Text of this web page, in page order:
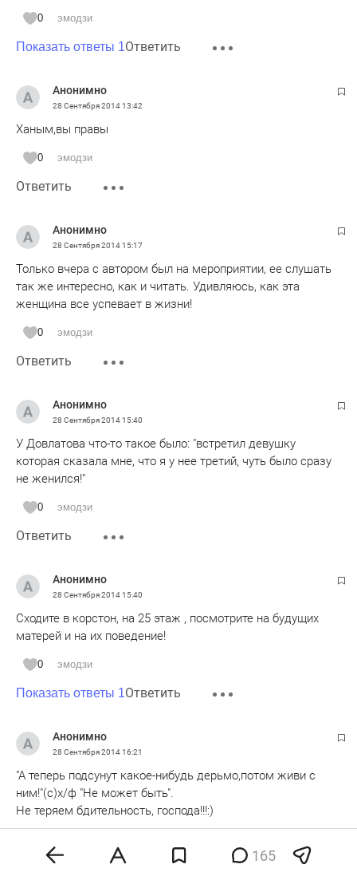
0 эмодзи
Показать ответы 1Ответить
Анонимно
28 Сентября 201413:42
Ханым,вы правы
0 эмодзи
Ответить
Анонимно
28 Сентября 201415:17
Только вчера с автором был на мероприятии, ее слушать
так же интересно, как и читать. Удивляюсь, как эта
женщина все успевает в жизни!
0 эмодзи
Ответить
Анонимно
28 Сентября 201415:40
У Довлатова что-то такое было: "встретил девушку
которая сказала мне, что я у нее третий, чуть было сразу
не женился!"
0 эмодзи
Ответить
Анонимно
28 Сентября 201415:40
Сходите в корстон, на 25 этаж , посмотрите на будущих
матерей и на их поведение!
0 эмодзи
Показать ответы 1Ответить
Анонимно
28 Сентября 201416:21
"А теперь подсунут какое-нибудь дерьмо,потом живи с
ним!"(с)х/ф "Не может быть".
Не теряем бдительность, господа!!!:)
Ответить
165